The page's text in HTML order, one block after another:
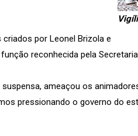
por Leonel Brizola e
reconhecida pela
ameaçou os
pressionando o governo do